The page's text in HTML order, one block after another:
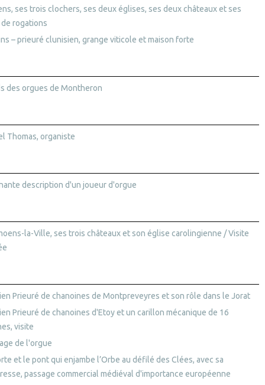
ses trois clochers, ses deux églises, ses deux châteaux et ses
rogations
– prieuré clunisien, grange viticole et maison forte
des orgues de Montheron
Thomas, organiste
description d'un joueur d'orgue
la-Ville, ses trois châteaux et son église carolingienne / Visite
Prieuré de chanoines de Montpreveyres et son rôle dans le Jorat
Prieuré de chanoines d'Etoy et un carillon mécanique de 16
visite
de l'orgue
et le pont qui enjambe l’Orbe au défilé des Clées, avec sa
passage commercial médiéval d'importance européenne